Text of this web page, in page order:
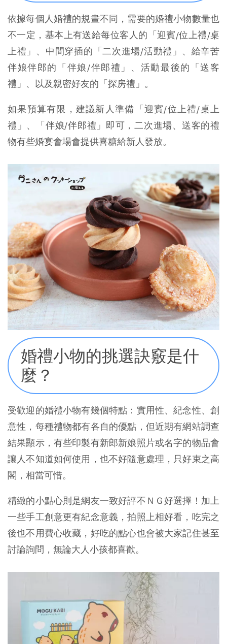
依據每個人婚禮的規畫不同，需要的婚禮小物數量也
不一定，基本上有送給每位客人的「迎賓/位上禮/桌
上禮」、中間穿插的「二次進場/活動禮」、給辛苦
伴娘伴郎的「伴娘/伴郎禮」、活動最後的「送客
禮」、以及親密好友的「探房禮」。
如果預算有限，建議新人準備「迎賓/位上禮/桌上
禮」、「伴娘/伴郎禮」即可，二次進場、送客的禮
物有些婚宴會場會提供喜糖給新人發放。
婚禮小物的挑選訣竅是什
麼？
受歡迎的婚禮小物有幾個特點：實用性、紀念性、創
意性，每種禮物都有各自的優點，但近期有網站調查
結果顯示，有些印製有新郎新娘照片或名字的物品會
讓人不知道如何使用，也不好隨意處理，只好束之高
閣，相當可惜。
精緻的小點心則是網友一致好評不ＮＧ好選擇！加上
一些手工創意更有紀念意義，拍照上相好看，吃完之
後也不用費心收藏，好吃的點心也會被大家記住甚至
討論詢問，無論大人小孩都喜歡。